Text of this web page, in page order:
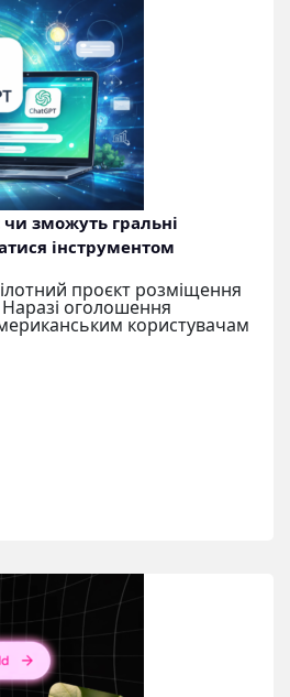
зможуть гральні
інструментом
проєкт розміщення
оголошення
користувачам